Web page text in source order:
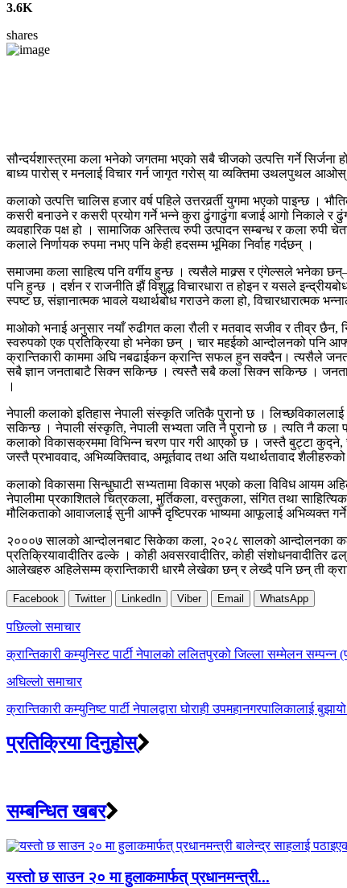
3.6K
shares
सौन्दर्यशास्त्रमा कला भनेको जगतमा भएको सबै चीजको उत्पत्ति गर्ने सिर्जना
बाध्य पारोस् र मनलाई विचार गर्न जागृत गरोस् या व्यक्तिमा उथलपुथल
कलाको उत्पत्ति चालिस हजार वर्ष पहिले उत्तरवर्र्ती युगमा भएको पाइन्छ
कसरी बनाउने र कसरी प्रयोग गर्ने भन्ने कुरा ढुंगाढुंगा बजाई आगो निकाले र
व्यवहारिक पक्ष हो । सामाजिक अस्तित्व रुपी उत्पादन सम्बन्ध र कला रुपी
कलाले निर्णायक रुपमा नभए पनि केही हदसम्म भूमिका निर्वाह गर्दछन् ।
समाजमा कला साहित्य पनि वर्गीय हुन्छ । त्यसैले माक्र्स र एंगेल्सले भनेका
पनि हुन्छ । दर्शन र राजनीति झैं विशुद्ध विचारधारा त होइन र यसले
स्पष्ट छ, संज्ञानात्मक भावले यथार्थबोध गराउने कला हो, विचारधारात्मक
माओको भनाई अनुसार नयाँ रुढीगत कला रौली र मतवाद सजीव र तीव्र छैन,
स्वरुपको एक प्रतिक्रिया हो भनेका छन् । चार महईको आन्दोलनको पनि
क्रान्तिकारी काममा अघि नबढाईकन क्रान्ति सफल हुन सक्दैन। त्यसैले
सबै ज्ञान जनताबाटै सिक्न सकिन्छ । त्यस्तैै सबै कला सिक्न सकिन्छ । जनता
।
नेपाली कलाको इतिहास नेपाली संस्कृति जतिकै पुरानो छ ।
सकिन्छ । नेपाली संस्कृति, नेपाली सभ्यता जति नै पुरानो छ । त्यति नै कला
कलाको विकासक्रममा विभिन्न चरण पार गरी आएको छ । जस्तै बुट्टा कुद्ने,
जस्तै प्रभाववाद, अभिव्यक्तिवाद, अमूर्तवाद तथा अति यथार्थतावाद
कलाको विकासमा सिन्धुघाटी सभ्यतामा विकास भएको कला विविध आयम
नेपालीमा प्रकाशितले चित्रकला, मुर्तिकला, वस्तुकला, संगित तथा
मौलिकताको आवाजलाई सुनी आफ्नै दृष्टिपरक भाष्यमा आफूलाई अभिव्यक्त
२०००७ सालको आन्दोलनबाट सिकेका कला, २०२८ सालको आन्दोलनका
प्रतिक्रियावादीतिर ढल्के । कोही अवसरवादीतिर, कोही
आलेखहरु अहिलेसम्म क्रान्तिकारी धारमै लेखेका छन् र लेख्दै पनि छन् ती
Facebook Twitter LinkedIn Viber Email WhatsApp
Post
navigation
पछिल्लाे समाचार
क्रान्तिकारी कम्युनिस्ट पार्टी नेपालको ललितपुरको जिल्ला सम्मेलन सम्पन्न
अघिल्लाे समाचार
क्रान्तिकारी कम्युनिष्ट पार्टी नेपालद्वारा घोराही उपमहानगरपालिकालाई
प्रतिक्रिया दिनुहोस्
सम्बन्धित खबर
यस्तो छ साउन २० मा हुलाकमार्फत् प्रधानमन्त्री...